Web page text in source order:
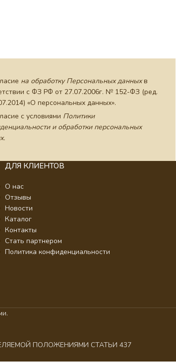
на обработку Персональных данныхв
с ФЗ РФ от 27.07.2006г. № 152-ФЗ (ред.
«О персональных данных».
с условиями Политики
и обработки персональных
ДЛЯ КЛИЕНТОВ
О нас
Отзывы
Новости
Каталог
Контакты
Стать партнером
Политика конфиденциальности
ПОЛОЖЕНИЯМИ СТАТЬИ 437